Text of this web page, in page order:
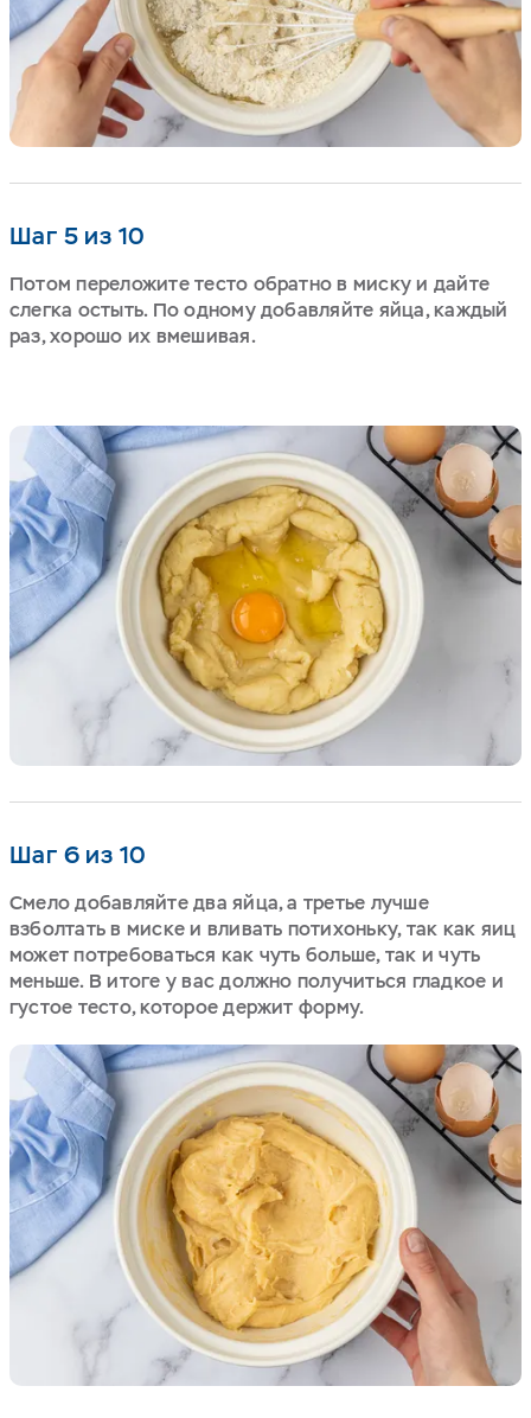
Шаг 5 из 10
Потом переложите тесто обратно в миску и дайте
слегка остыть. По одному добавляйте яйца, каждый
раз, хорошо их вмешивая.
Шаг 6 из 10
Смело добавляйте два яйца, а третье лучше
взболтать в миске и вливать потихоньку, так как яиц
может потребоваться как чуть больше, так и чуть
меньше. В итоге у вас должно получиться гладкое и
густое тесто, которое держит форму.